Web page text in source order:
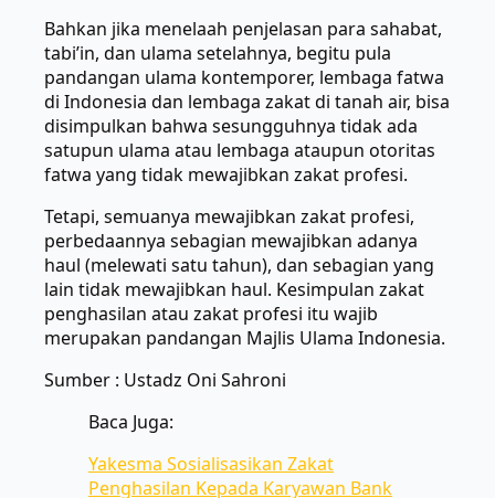
Bahkan jika menelaah penjelasan para sahabat,
tabi’in, dan ulama setelahnya, begitu pula
pandangan ulama kontemporer, lembaga fatwa
di Indonesia dan lembaga zakat di tanah air, bisa
disimpulkan bahwa sesungguhnya tidak ada
satupun ulama atau lembaga ataupun otoritas
fatwa yang tidak mewajibkan zakat profesi.
Tetapi, semuanya mewajibkan zakat profesi,
perbedaannya sebagian mewajibkan adanya
haul (melewati satu tahun), dan sebagian yang
lain tidak mewajibkan haul. Kesimpulan zakat
penghasilan atau zakat profesi itu wajib
merupakan pandangan Majlis Ulama Indonesia.
Sumber : Ustadz Oni Sahroni
Baca Juga:
Yakesma Sosialisasikan Zakat
Penghasilan Kepada Karyawan Bank